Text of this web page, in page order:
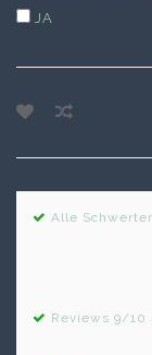
JA
Alle
Reviews 9/10